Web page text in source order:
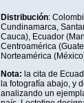
Distribución:
Cundinamarca,
Cauca), Ecuador
Centroamérica
Norteamérica
Nota: la cita de
la fotografía abajo, y
analizando un